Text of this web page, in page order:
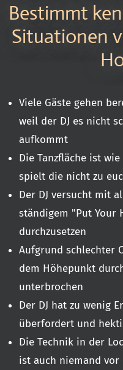
Bestimmt
Situationen
Viele Gäste gehen
weil der DJ es nicht
aufkommt
Die Tanzfläche ist
spielt die nicht zu
Der DJ versucht mit
ständigem "Put Your
durchzusetzen
Aufgrund schlechter
dem Höhepunkt
unterbrochen
Der DJ hat zu wenig
überfordert und
Die Technik in der
ist auch niemand